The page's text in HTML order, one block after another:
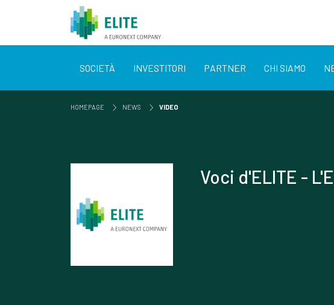
SOCIETÀ INVESTITORI PARTNER CHI SIAMO
HOMEPAGE NEWS VIDEO
Voci d'ELITE -